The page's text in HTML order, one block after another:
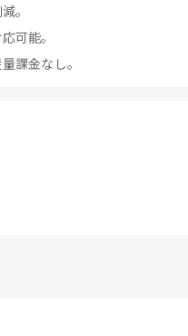
。
可能。
課金なし。